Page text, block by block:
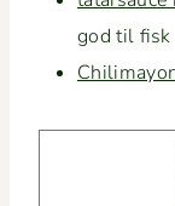
god til fisk